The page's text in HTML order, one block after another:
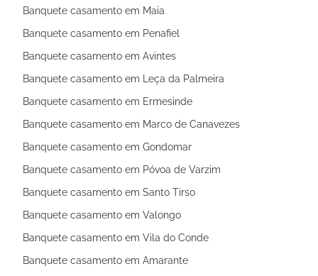
Banquete casamento em Maia
Banquete casamento em Penafiel
Banquete casamento em Avintes
Banquete casamento em Leça da Palmeira
Banquete casamento em Ermesinde
Banquete casamento em Marco de Canavezes
Banquete casamento em Gondomar
Banquete casamento em Póvoa de Varzim
Banquete casamento em Santo Tirso
Banquete casamento em Valongo
Banquete casamento em Vila do Conde
Banquete casamento em Amarante